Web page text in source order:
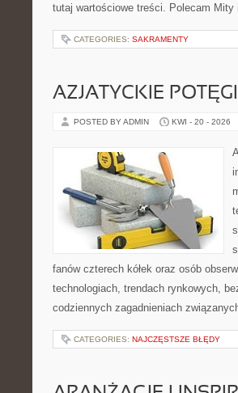
tutaj wartościowe treści. Polecam
CATEGORIES: SAKRAMENTY
AZJATYCKIE POTĘGI
POSTED BY ADMIN KWI - 20 - 2026
fanów czterech kółek oraz osób
technologiach, trendach rynkowych,
codziennych zagadnieniach
CATEGORIES: NAJCZĘSTSZE BŁĘDY